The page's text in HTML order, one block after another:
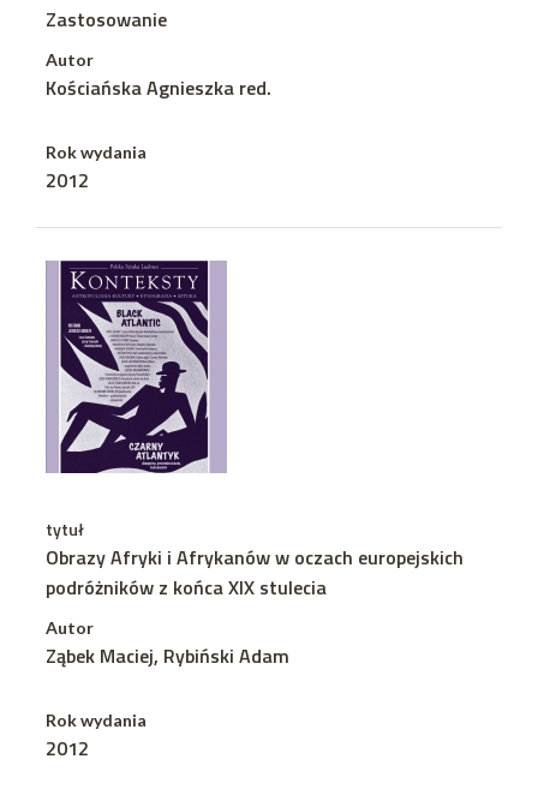
Zastosowanie
Autor
Kościańska Agnieszka red.
Rok wydania
2012
tytuł
Obrazy Afryki i Afrykanów w oczach europejskich
podróżników z końca XIX stulecia
Autor
Ząbek Maciej, Rybiński Adam
Rok wydania
2012